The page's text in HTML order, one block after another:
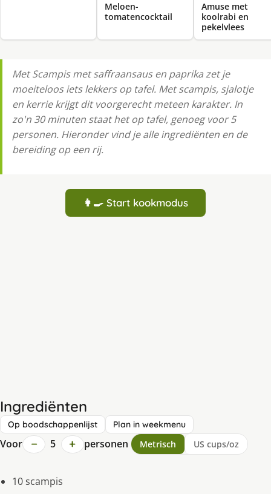
Meloen-
tomatencocktail
Amuse met
koolrabi en
pekelvlees
Met Scampis met saffraansaus en paprika zet je
moeiteloos iets lekkers op tafel. Met scampis, sjalotje
en kerrie krijgt dit voorgerecht meteen karakter. In
zo'n 30 minuten staat het op tafel, genoeg voor 5
personen. Hieronder vind je alle ingrediënten en de
bereiding op een rij.
👩‍🍳 Start kookmodus
Ingrediënten
Op boodschappenlijst Plan in weekmenu
Voor − 5 + personen Metrisch US cups/oz
10 scampis